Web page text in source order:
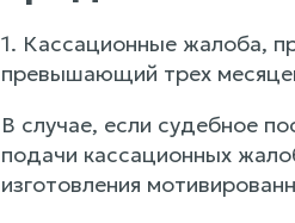
1. Кассационные жалоба,
превышающий трех
В случае, если судебное
подачи кассационных
изготовления